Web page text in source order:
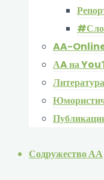
AA-Online
АA на
Содружество АА